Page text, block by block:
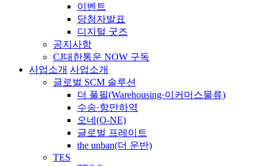
이벤트
당첨자발표
디지털 굿즈
공지사항
CJ대한통운 NOW 구독
사업소개 사업소개
글로벌 SCM 솔루션
더 풀필(Warehousing·이커머스물류)
수송·항만하역
오네(O-NE)
글로벌 프레이트
the unban(더 운반)
TES